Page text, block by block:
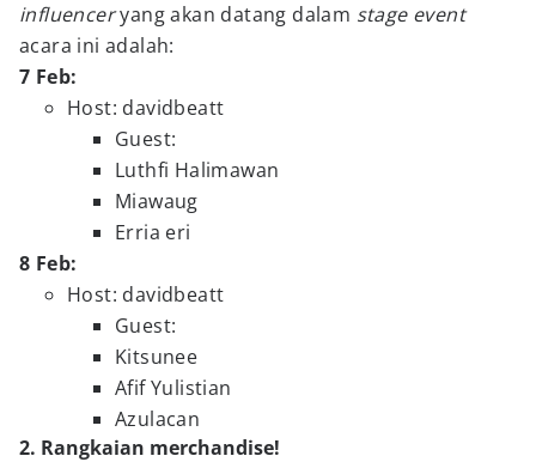
influenceryang akan datang dalam stage event
acara ini adalah:
7 Feb:
Host: davidbeatt
Guest:
Luthfi Halimawan
Miawaug
Erria eri
8 Feb:
Host: davidbeatt
Guest:
Kitsunee
Afif Yulistian
Azulacan
2. Rangkaian merchandise!